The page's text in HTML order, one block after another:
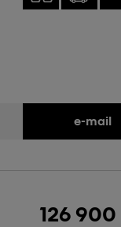
e-mail
126